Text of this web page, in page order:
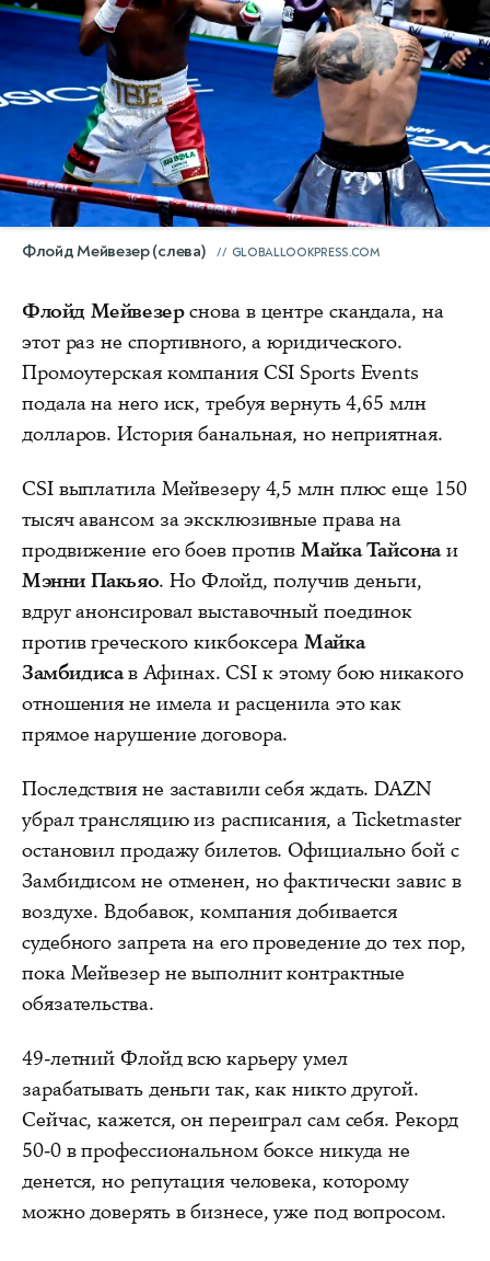
Флойд Мейвезер (слева) GLOBALLOOKPRESS.COM
Флойд Мейвезерснова в центре скандала, на
этот раз не спортивного, а юридического.
Промоутерская компания CSI Sports Events
подала на него иск, требуя вернуть 4,65 млн
долларов. История банальная, но неприятная.
CSI выплатила Мейвезеру 4,5 млн плюс еще 150
тысяч авансом за эксклюзивные права на
продвижение его боев противМайка Тайсонаи
Мэнни Пакьяо. Но Флойд, получив деньги,
вдруг анонсировал выставочный поединок
против греческого кикбоксераМайка
Замбидисав Афинах. CSI к этому бою никакого
отношения не имела и расценила это как
прямое нарушение договора.
Последствия не заставили себя ждать. DAZN
убрал трансляцию из расписания, а Ticketmaster
остановил продажу билетов. Официально бой с
Замбидисом не отменен, но фактически завис в
воздухе. Вдобавок, компания добивается
судебного запрета на его проведение до тех пор,
пока Мейвезер не выполнит контрактные
обязательства.
49-летний Флойд всю карьеру умел
зарабатывать деньги так, как никто другой.
Сейчас, кажется, он переиграл сам себя. Рекорд
50-0 в профессиональном боксе никуда не
денется, но репутация человека, которому
можно доверять в бизнесе, уже под вопросом.